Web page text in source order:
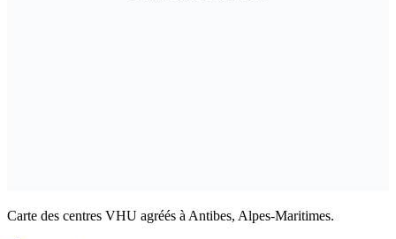
Carte des centres VHU agréés à Antibes, Alpes-Maritimes.